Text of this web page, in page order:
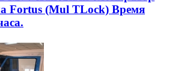
Fortus (Mul TLock) Время